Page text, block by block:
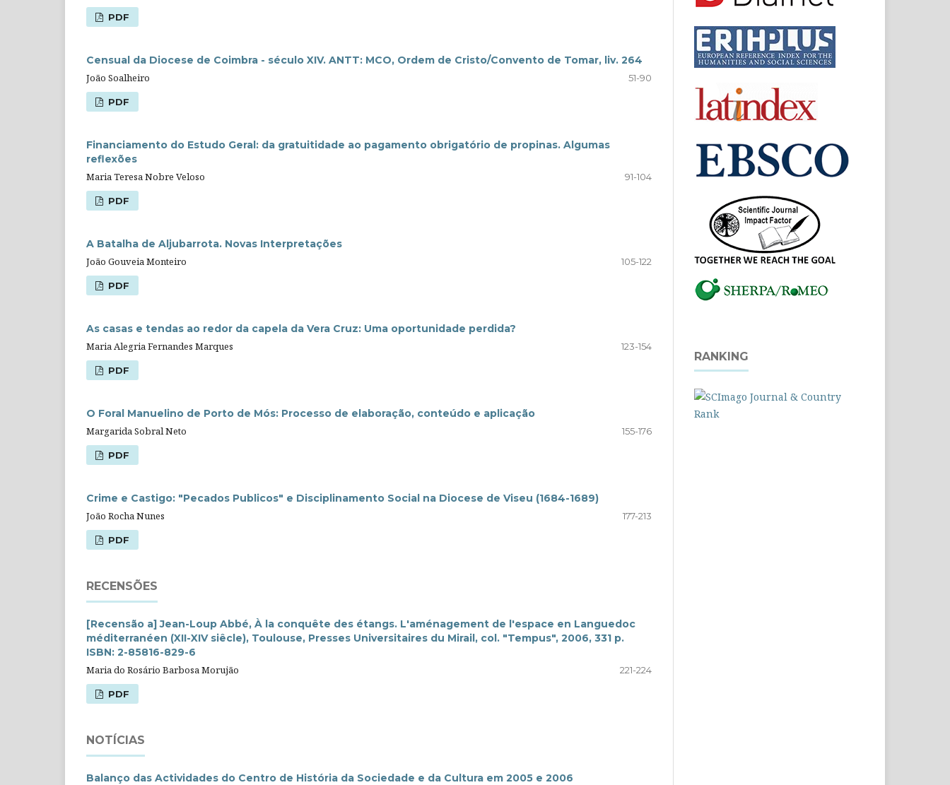
PDF
Censual da Diocese de Coimbra - século XIV. ANTT: MCO, Ordem de Cristo/Convento de Tomar, liv. 264
João Soalheiro
51-90
PDF
Financiamento do Estudo Geral: da gratuitidade ao pagamento obrigatório de propinas. Algumas
reflexões
Maria Teresa Nobre Veloso
91-104
PDF
A Batalha de Aljubarrota. Novas Interpretações
João Gouveia Monteiro
105-122
PDF
As casas e tendas ao redor da capela da Vera Cruz: Uma oportunidade perdida?
Maria Alegria Fernandes Marques
123-154
PDF
O Foral Manuelino de Porto de Mós: Processo de elaboração, conteúdo e aplicação
Margarida Sobral Neto
155-176
PDF
Crime e Castigo: "Pecados Publicos" e Disciplinamento Social na Diocese de Viseu (1684-1689)
João Rocha Nunes
177-213
PDF
RECENSÕES
[Recensão a] Jean-Loup Abbé, À la conquête des étangs. L'aménagement de l'espace en Languedoc
méditerranéen (XII-XIV siêcle), Toulouse, Presses Universitaires du Mirail, col. "Tempus", 2006, 331 p.
ISBN: 2-85816-829-6
Maria do Rosário Barbosa Morujão
221-224
PDF
NOTÍCIAS
Balanço das Actividades do Centro de História da Sociedade e da Cultura em 2005 e 2006
RANKING